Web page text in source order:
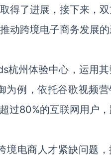
得了进展，接下来，
动跨境电子商务发展
杭州体验中心，运用
为例，依托谷歌视频营
过80%的互联网用户
境电商人才紧缺问题